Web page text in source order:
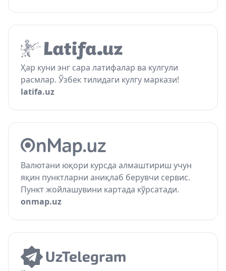
Ҳар куни энг сара латифалар ва кулгули
расмлар. Ўзбек тилидаги кулгу маркази!
latifa.uz
Валютани юқори курсда алмаштириш учун
яқин пунктларни аниқлаб берувчи сервис.
Пункт жойлашувини картада кўрсатади.
onmap.uz